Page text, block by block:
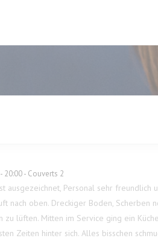
en matière de cookies
- 20:00 - Couverts 2
ausgezeichnet, Personal sehr
nach oben. Dreckiger Boden, Scherben
zu lüften. Mitten im Service ging ein
Zeiten hinter sich. Alles bisschen